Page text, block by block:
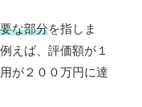
な部分を指しま
えば、評価額が１
が２００万円に達